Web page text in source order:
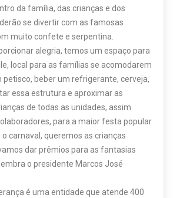
da família, das crianças e dos
se divertir com as famosas
muito confete e serpentina.
alegria, temos um espaço para
local para as famílias se acomodarem
petisco, beber um refrigerante, cerveja,
essa estrutura e aproximar as
de todas as unidades, assim
para a maior festa popular
o carnaval, queremos as crianças
dar prêmios para as fantasias
o presidente Marcos José
é uma entidade que atende 400